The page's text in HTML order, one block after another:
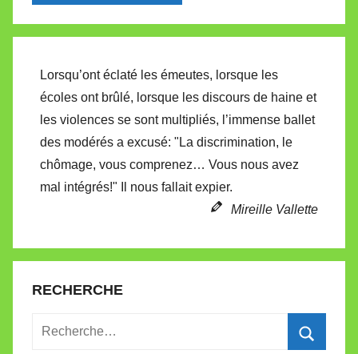
Lorsqu’ont éclaté les émeutes, lorsque les
écoles ont brûlé, lorsque les discours de haine et
les violences se sont multipliés, l’immense ballet
des modérés a excusé: "La discrimination, le
chômage, vous comprenez… Vous nous avez
mal intégrés!" Il nous fallait expier.
Mireille Vallette
RECHERCHE
Recherche